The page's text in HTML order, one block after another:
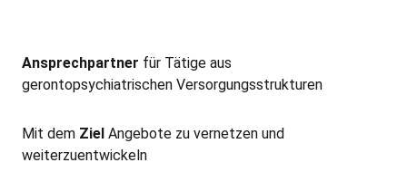
Ansprechpartner für Tätige aus
gerontopsychiatrischen Versorgungsstrukturen
Mit dem Ziel Angebote zu vernetzen und
weiterzuentwickeln